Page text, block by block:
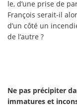
le, d’une prise de
François serait-il
d’un côté un
de l’autre ?
Ne pas précipiter
immatures et